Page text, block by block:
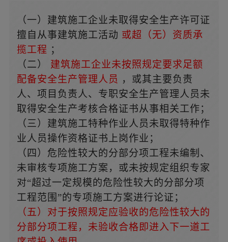
（一）建筑施工企业未取得安全生产许可证
擅自从事建筑施工活动 或超（无）资质承
揽工程 ；
（二） 建筑施工企业未按照规定要求足额
配备安全生产管理人员 ，或其主要负责
人、项目负责人、专职安全生产管理人员未
取得安全生产考核合格证书从事相关工作；
（三）建筑施工特种作业人员未取得特种作
业人员操作资格证书上岗作业；
（四）危险性较大的分部分项工程未编制、
未审核专项施工方案，或未按规定组织专家
对“超过一定规模的危险性较大的分部分项
工程范围”的专项施工方案进行论证；
（五）对于按照规定应验收的危险性较大的
分部分项工程，未验收合格即进入下一道工